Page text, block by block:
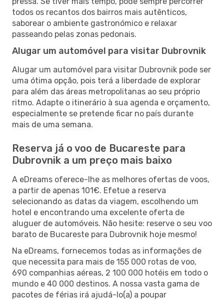
todos os recantos dos bairros mais autênticos,
saborear o ambiente gastronómico e relaxar
passeando pelas zonas pedonais.
Alugar um automóvel para visitar Dubrovnik
Alugar um automóvel para visitar Dubrovnik pode ser
uma ótima opção, pois terá a liberdade de explorar
para além das áreas metropolitanas ao seu próprio
ritmo. Adapte o itinerário à sua agenda e orçamento,
especialmente se pretende ficar no país durante
mais de uma semana.
Reserva já o voo de Bucareste para
Dubrovnik a um preço mais baixo
A eDreams oferece-lhe as melhores ofertas de voos,
a partir de apenas 101€. Efetue a reserva
selecionando as datas da viagem, escolhendo um
hotel e encontrando uma excelente oferta de
aluguer de automóveis. Não hesite: reserve o seu voo
barato de Bucareste para Dubrovnik hoje mesmo!
Na eDreams, fornecemos todas as informações de
que necessita para mais de 155 000 rotas de voo,
690 companhias aéreas, 2 100 000 hotéis em todo o
mundo e 40 000 destinos. A nossa vasta gama de
pacotes de férias irá ajudá-lo(a) a poupar